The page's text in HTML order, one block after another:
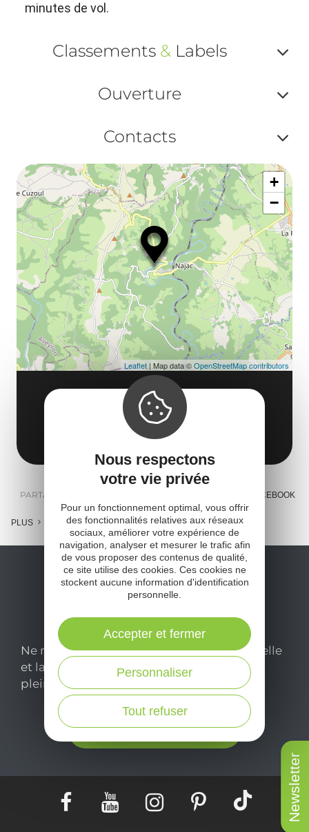
Newsletter
minutes de vol.
Classements &Labels
ou
Ouverture
ou
et
Contacts
ou
AAGAC
Le Païsserou
Obtenir l'itinéraire
+
−
Leaflet| Map data ©OpenStreetMap contributors
PARTAGER : FACEBOOK
PLUS
Ne manquez pas notre newsletter mensuelle
et laissez-vous inspirer pour profiter
pleinement de votre séjour en Aveyron.
Je m'abonne ici
Nous respectons
votre vie privée
Pour un fonctionnement optimal, vous offrir
des fonctionnalités relatives aux réseaux
sociaux, améliorer votre expérience de
navigation, analyser et mesurer le trafic afin
de vous proposer des contenus de qualité,
ce site utilise des cookies. Ces cookies ne
stockent aucune information d'identification
personnelle.
Tout refuser
Personnaliser
Accepter et fermer